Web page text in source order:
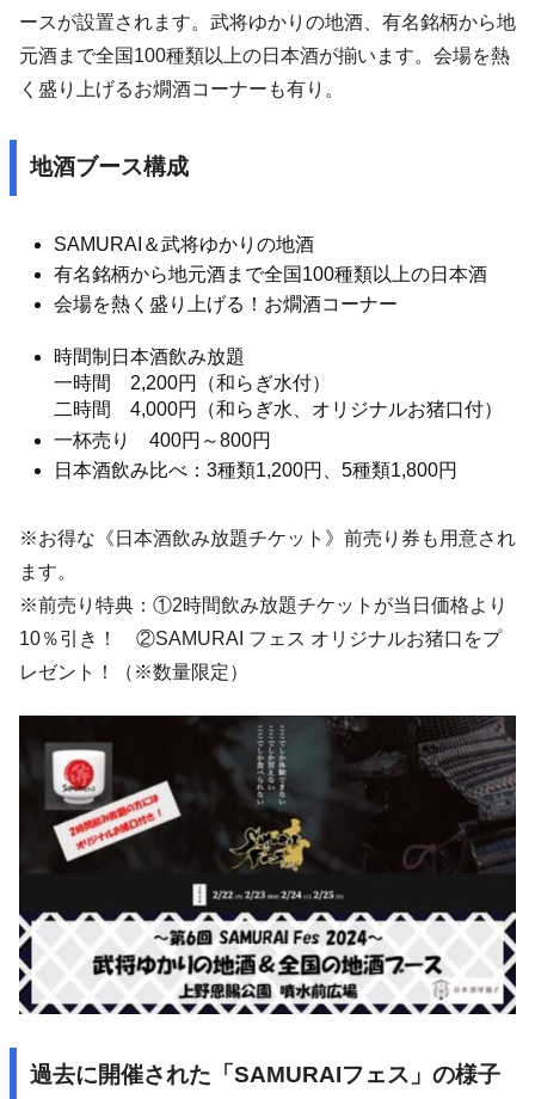
ースが設置されます。武将ゆかりの地酒、有名銘柄から地
元酒まで全国100種類以上の日本酒が揃います。会場を熱
く盛り上げるお燗酒コーナーも有り。
地酒ブース構成
SAMURAI＆武将ゆかりの地酒
有名銘柄から地元酒まで全国100種類以上の日本酒
会場を熱く盛り上げる！お燗酒コーナー
時間制日本酒飲み放題
一時間 2,200円（和らぎ水付）
二時間 4,000円（和らぎ水、オリジナルお猪口付）
一杯売り 400円～800円
日本酒飲み比べ：3種類1,200円、5種類1,800円
※お得な《日本酒飲み放題チケット》前売り券も用意され
ます。
※前売り特典：①2時間飲み放題チケットが当日価格より
10％引き！ ②SAMURAI フェス オリジナルお猪口をプ
レゼント！（※数量限定）
過去に開催された「SAMURAIフェス」の様子